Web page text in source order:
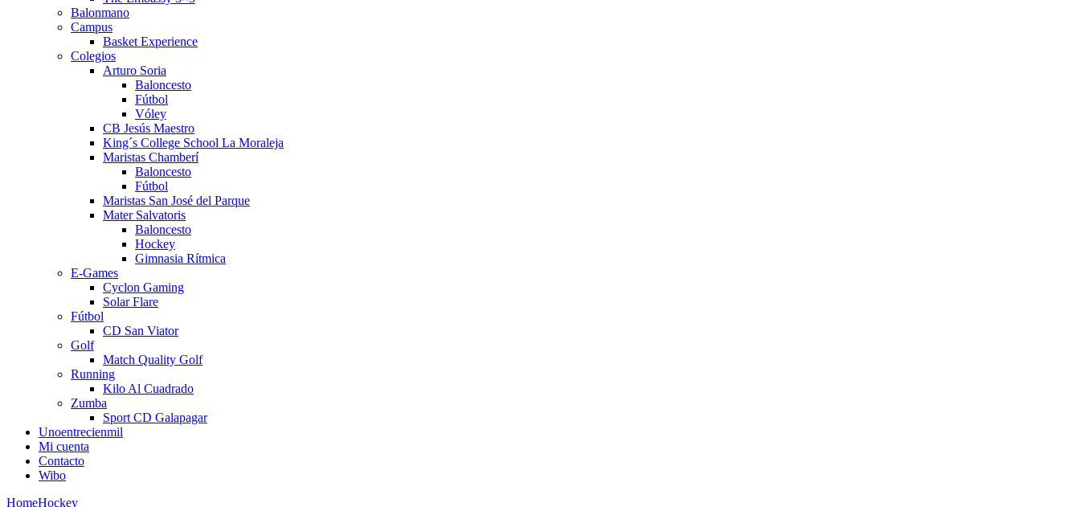
Balonmano
Campus
Basket Experience
Colegios
Arturo Soria
Baloncesto
Fútbol
Vóley
CB Jesús Maestro
King´s College School La Moraleja
Maristas Chamberí
Baloncesto
Fútbol
Maristas San José del Parque
Mater Salvatoris
Baloncesto
Hockey
Gimnasia Rítmica
E-Games
Cyclon Gaming
Solar Flare
Fútbol
CD San Viator
Golf
Match Quality Golf
Running
Kilo Al Cuadrado
Zumba
Sport CD Galapagar
Unoentrecienmil
Mi cuenta
Contacto
Wibo
HomeHockey